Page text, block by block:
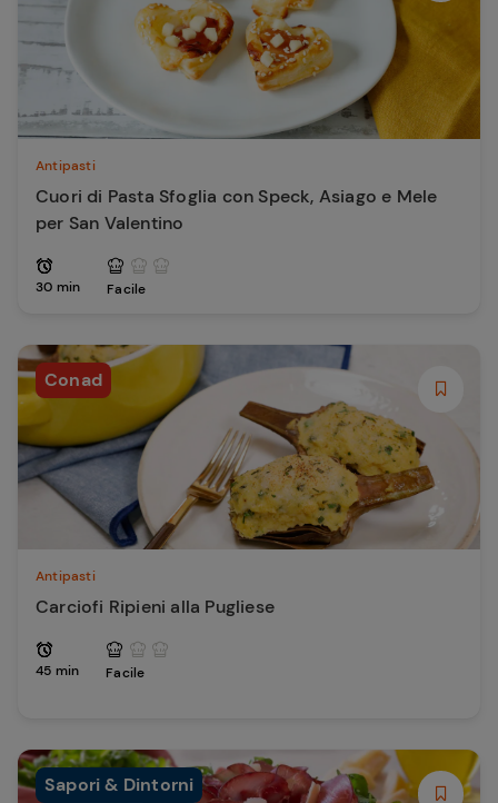
Antipasti
Cuori di Pasta Sfoglia con Speck, Asiago e Mele
per San Valentino
30 min Facile
Conad
Antipasti
Carciofi Ripieni alla Pugliese
45 min Facile
Sapori & Dintorni